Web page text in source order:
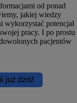
od ponad
jakiej wiedzy
wykorzystać potencjał
pracy. I po prostu
pacjentów
już dziś!